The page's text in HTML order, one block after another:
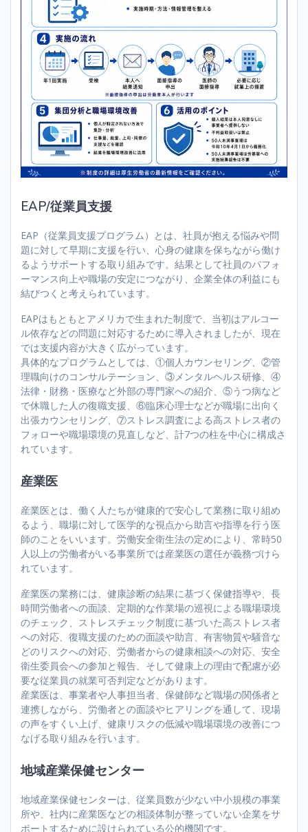
EAP/従業員支援
EAP（従業員支援プログラム）とは、社員が抱える悩みや問
題に対して早期に支援を行い、心身の健康を保ちながら働け
るようサポートする取り組みです。結果として社員のパフォ
ーマンス向上や職場の安定につながり、企業全体の利益にも
結びつくと考えられています。
EAPはもともとアメリカで生まれた制度で、当初はアルコー
ル依存などの問題に対応するために導入されましたが、現在
では支援内容が大きく広がっています。
具体的なプログラムとしては、①個人カウンセリング、②管
理職向けのコンサルテーション、③メンタルヘルス研修、④
法律・財務・医療など外部の専門家への紹介、⑤うつ病など
で休職した人の復職支援、⑥臨床心理士などが職場に出向く
出張カウンセリング、⑦ストレス調査による高ストレス者の
フォローや職場環境の見直しなど、計7つの柱を中心に構成さ
れています。
産業医
産業医とは、働く人たちが健康的で安心して業務に取り組め
るよう、職場に対して医学的な視点から助言や指導を行う医
師のことをいいます。労働安全衛生法の定めにより、常時50
人以上の労働者がいる事業所では産業医の選任が義務づけら
れています。
産業医の業務には、健康診断の結果に基づく保健指導や、長
時間労働者への面談、定期的な作業場の巡視による職場環境
のチェック、ストレスチェック制度に基づいた高ストレス者
への対応、復職支援のための面談や助言、有害物質や騒音な
どのリスクへの対応、労働者からの健康相談への対応、安全
衛生委員会への参加と報告、そして健康上の理由で配慮が必
要な従業員の就業可否判定などがあります。
産業医は、事業者や人事担当者、保健師など職場の関係者と
連携しながら、労働者との面談やヒアリングを通して、現場
の声をすくい上げ、健康リスクの低減や職場環境の改善につ
なげる取り組みを行います。
地域産業保健センター
地域産業保健センターは、従業員数が少ない中小規模の事業
所や、社内に産業医などの相談体制が整っていない企業をサ
ポートするために設けられている公的機関です。